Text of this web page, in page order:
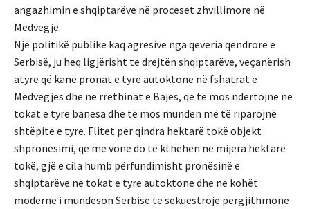
angazhimin e shqiptarëve në proceset zhvillimore në
Medvegjë.
Një politikë publike kaq agresive nga qeveria qendrore e
Serbisë, ju heq ligjërisht të drejtën shqiptarëve, veçanërish
atyre që kanë pronat e tyre autoktone në fshatrat e
Medvegjës dhe në rrethinat e Bajës, që të mos ndërtojnë në
tokat e tyre banesa dhe të mos munden më të riparojnë
shtëpitë e tyre. Flitet për qindra hektarë tokë objekt
shpronësimi, që më vonë do të kthehen në mijëra hektarë
tokë, gjë e cila humb përfundimisht pronësinë e
shqiptarëve në tokat e tyre autoktone dhe në kohët
moderne i mundëson Serbisë të sekuestrojë përgjithmonë